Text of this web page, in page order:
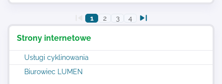
Strony internetowe
Usługi cyklinowania
Biurowiec LUMEN
1 2 3 4